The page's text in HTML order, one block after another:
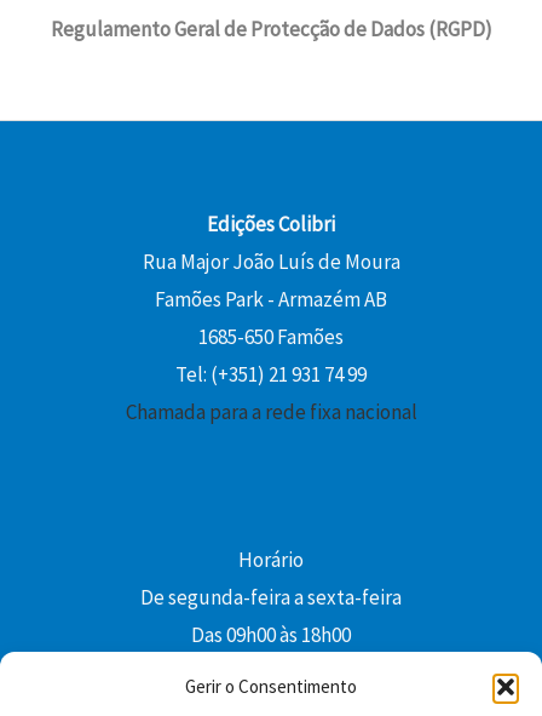
Gerir o Consentimento
Regulamento Geral de Protecção de Dados (RGPD)
Edições Colibri
Rua Major João Luís de Moura
Famões Park - Armazém AB
1685-650 Famões
Tel: (+351) 21 931 74 99
Chamada para a rede fixa nacional
Horário
De segunda-feira a sexta-feira
Das 09h00 às 18h00